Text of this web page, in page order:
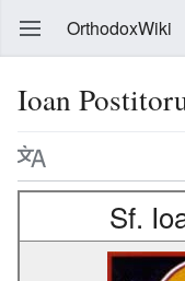
OrthodoxWiki
Ioan
Sf.